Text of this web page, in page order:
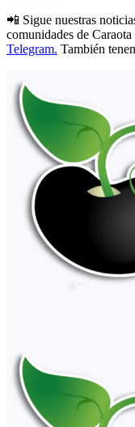
📲 Sigue nuestras
comunidades de
Telegram. También